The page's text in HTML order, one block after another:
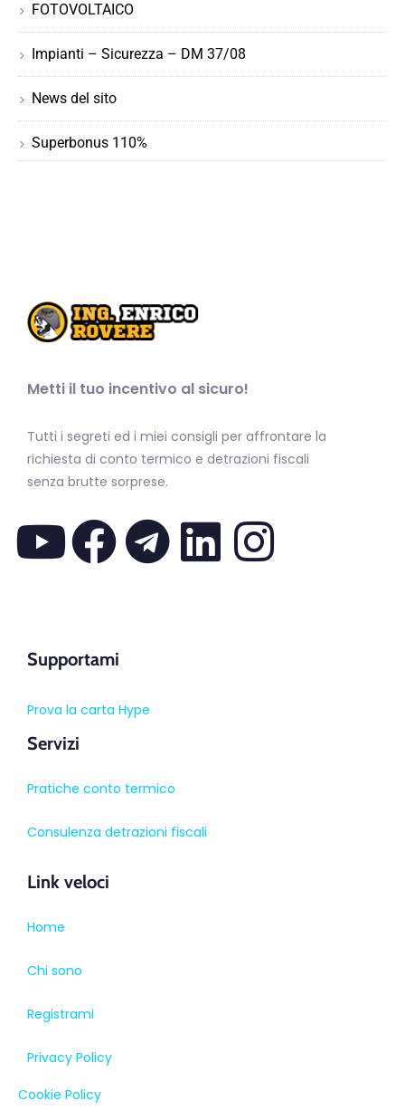
FOTOVOLTAICO
Impianti – Sicurezza – DM 37/08
News del sito
Superbonus 110%
Metti il tuo incentivo al sicuro!
Tutti i segreti ed i miei consigli per affrontare la
richiesta di conto termico e detrazioni fiscali
senza brutte sorprese.
Supportami
Prova la carta Hype
Servizi
Pratiche conto termico
Consulenza detrazioni fiscali
Link veloci
Home
Chi sono
Registrami
Privacy Policy
Cookie Policy